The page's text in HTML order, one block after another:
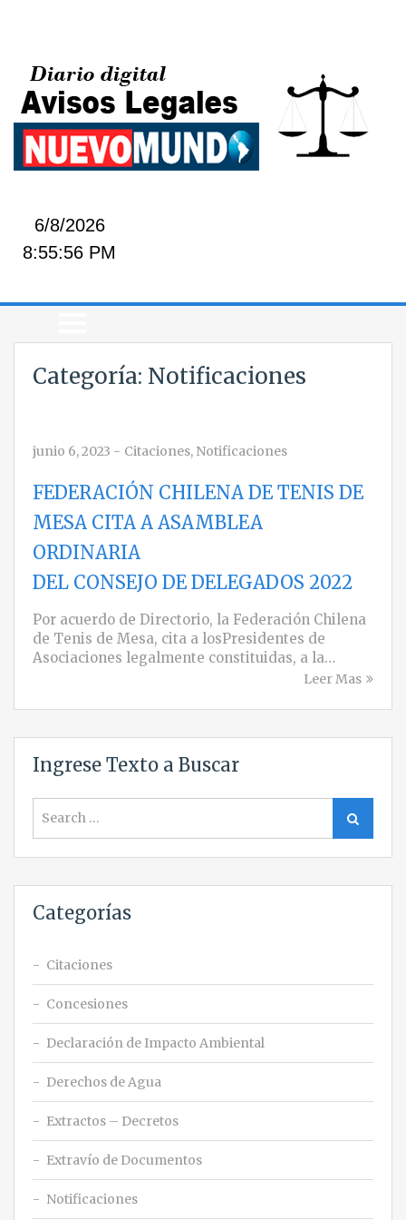
6/8/2026
8:55:56 PM
Categoría: Notificaciones
junio 6, 2023 - Citaciones, Notificaciones
FEDERACIÓN CHILENA DE TENIS DE
MESA CITA A ASAMBLEA
ORDINARIA
DEL CONSEJO DE DELEGADOS 2022
Por acuerdo de Directorio, la Federación Chilena
de Tenis de Mesa, cita a losPresidentes de
Asociaciones legalmente constituidas, a la…
Leer Mas
Ingrese Texto a Buscar
for:
Search
Categorías
Citaciones
Concesiones
Declaración de Impacto Ambiental
Derechos de Agua
Extractos – Decretos
Extravío de Documentos
Notificaciones